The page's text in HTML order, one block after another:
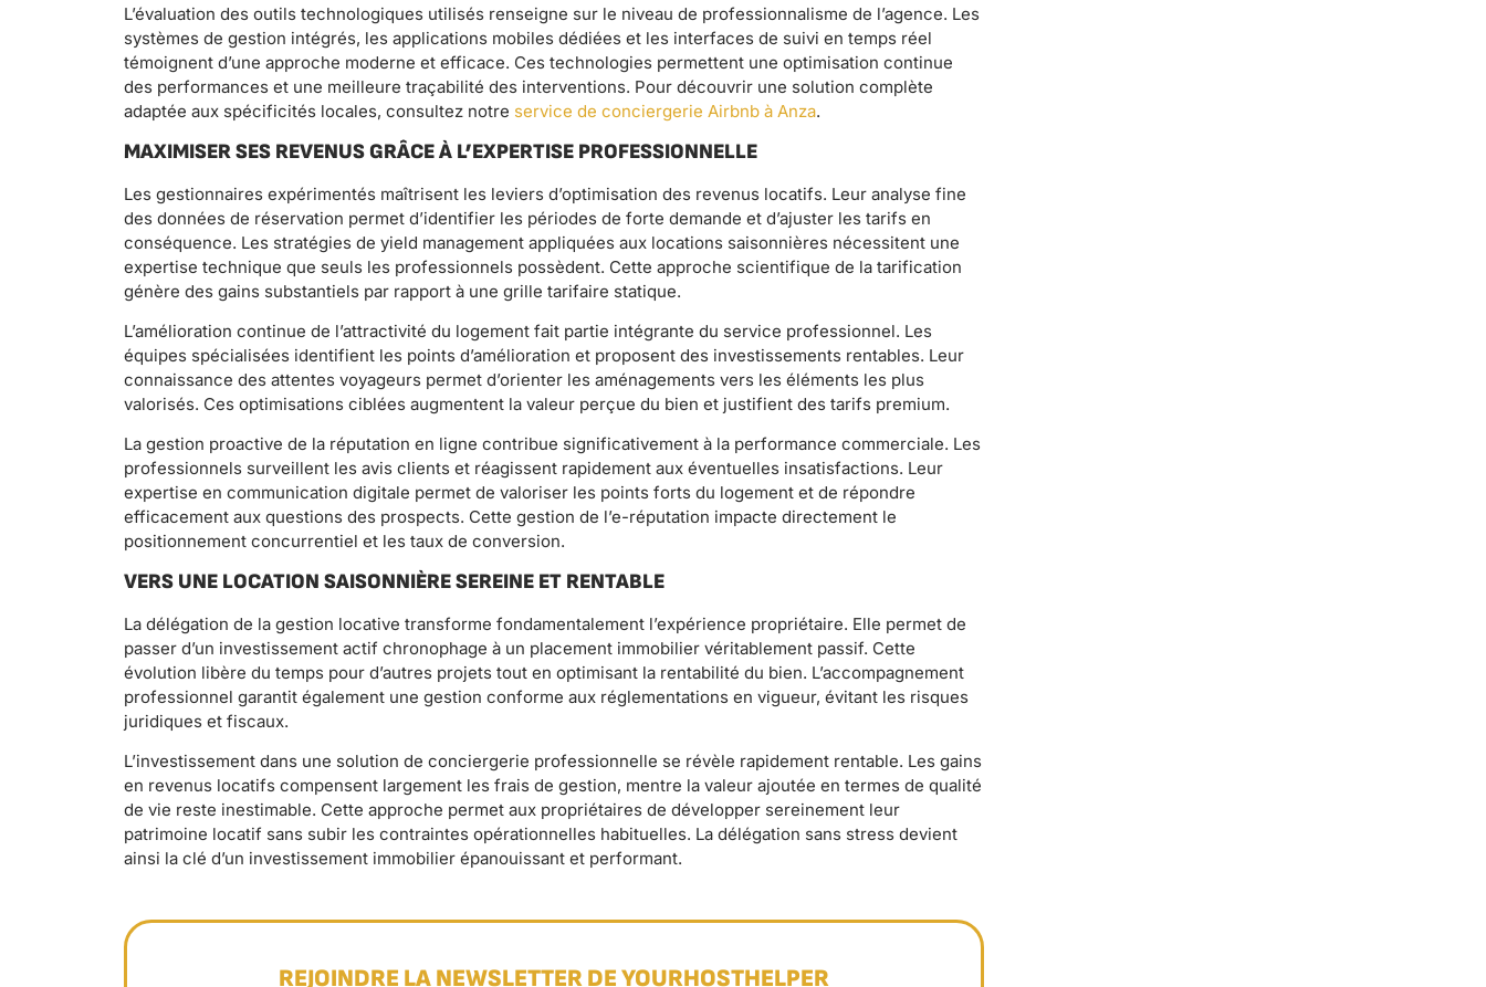
L’évaluation des outils technologiques utilisés renseigne sur le niveau de professionnalisme de l’agence. Les
systèmes de gestion intégrés, les applications mobiles dédiées et les interfaces de suivi en temps réel
témoignent d’une approche moderne et efficace. Ces technologies permettent une optimisation continue
des performances et une meilleure traçabilité des interventions. Pour découvrir une solution complète
adaptée aux spécificités locales, consultez notre service de conciergerie Airbnb à Anza.
MAXIMISER SES REVENUS GRÂCE À L’EXPERTISE PROFESSIONNELLE
Les gestionnaires expérimentés maîtrisent les leviers d’optimisation des revenus locatifs. Leur analyse fine
des données de réservation permet d’identifier les périodes de forte demande et d’ajuster les tarifs en
conséquence. Les stratégies de yield management appliquées aux locations saisonnières nécessitent une
expertise technique que seuls les professionnels possèdent. Cette approche scientifique de la tarification
génère des gains substantiels par rapport à une grille tarifaire statique.
L’amélioration continue de l’attractivité du logement fait partie intégrante du service professionnel. Les
équipes spécialisées identifient les points d’amélioration et proposent des investissements rentables. Leur
connaissance des attentes voyageurs permet d’orienter les aménagements vers les éléments les plus
valorisés. Ces optimisations ciblées augmentent la valeur perçue du bien et justifient des tarifs premium.
La gestion proactive de la réputation en ligne contribue significativement à la performance commerciale. Les
professionnels surveillent les avis clients et réagissent rapidement aux éventuelles insatisfactions. Leur
expertise en communication digitale permet de valoriser les points forts du logement et de répondre
efficacement aux questions des prospects. Cette gestion de l’e-réputation impacte directement le
positionnement concurrentiel et les taux de conversion.
VERS UNE LOCATION SAISONNIÈRE SEREINE ET RENTABLE
La délégation de la gestion locative transforme fondamentalement l’expérience propriétaire. Elle permet de
passer d’un investissement actif chronophage à un placement immobilier véritablement passif. Cette
évolution libère du temps pour d’autres projets tout en optimisant la rentabilité du bien. L’accompagnement
professionnel garantit également une gestion conforme aux réglementations en vigueur, évitant les risques
juridiques et fiscaux.
L’investissement dans une solution de conciergerie professionnelle se révèle rapidement rentable. Les gains
en revenus locatifs compensent largement les frais de gestion, mentre la valeur ajoutée en termes de qualité
de vie reste inestimable. Cette approche permet aux propriétaires de développer sereinement leur
patrimoine locatif sans subir les contraintes opérationnelles habituelles. La délégation sans stress devient
ainsi la clé d’un investissement immobilier épanouissant et performant.
REJOINDRE LA NEWSLETTER DE YOURHOSTHELPER